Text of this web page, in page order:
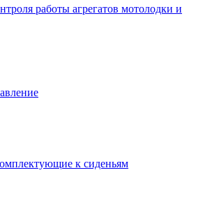
работы агрегатов мотолодки и
к сиденьям